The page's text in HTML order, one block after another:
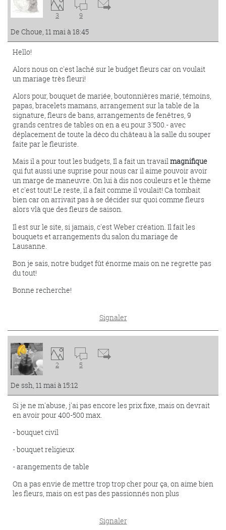
3 9
De Choue, 11 mai à 18:45
Hello!
Alors nous on c'est laché sur le budget fleurs car on voulait
un mariage très fleuri!
Alors pour, bouquet de mariée, boutonnières marié, témoins,
papas, bracelets mamans, arrangement sur la table de la
signature, fleurs de bans, arrangements de fenêtres, 9
grands centres de tables on en a eu pour 3'500.- avec
déplacement de toute la déco du château à la salle du souper
faite par le fleuriste.
Mais il a pour tout les budgets, Il a fait un travailmagnifique
qui fut aussi une suprise pour nous car il aime pouvoir avoir
un marge de maneuvre. On lui à dis nos couleurs et le thème
et c'est tout! Le reste, il a fait comme il voulait! Ca tombait
bien car on arrivait pas à se décider sur quoi comme fleurs
alors vlà que des fleurs de saison.
Il est sur le site, si jamais, c'est Weber création. Il fait les
bouquets et arrangements du salon du mariage de
Lausanne.
Bon je sais, notre budget fût énorme mais on ne regrette pas
du tout!
Bonne recherche!
Signaler
2 5
De ssh, 11 mai à 15:12
Si je ne m'abuse, j'ai pas encore les prix fixe, mais on devrait
en avoir pour 400-500 max.
- bouquet civil
- bouquet religieux
- arangements de table
On a pas envie de mettre trop trop cher pour ça, on aime bien
les fleurs, mais on est pas des passionnés non plus
Signaler